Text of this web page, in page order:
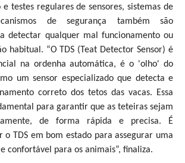
testes regulares de sensores, sistemas de
de segurança também são
detectar qualquer mal funcionamento ou
habitual. “O TDS (Teat Detector Sensor) é
na ordenha automática, é o 'olho' do
um sensor especializado que detecta e
correto dos tetos das vacas. Essa
para garantir que as teteiras sejam
de forma rápida e precisa. É
o TDS em bom estado para assegurar uma
confortável para os animais”, finaliza.